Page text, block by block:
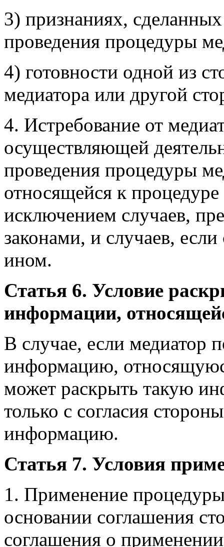
3) признаниях,
проведения процедуры
4) готовности одной из
медиатора или другой
4. Истребование от
осуществляющей
проведения процедуры
относящейся к
исключением случаев,
законами, и случаев,
ином.
Статья 6. Условие
информации,
В случае, если медиатор
информацию,
может раскрыть такую
только с согласия
информацию.
Статья 7. Условия
1. Применение
основании соглашения
соглашения о